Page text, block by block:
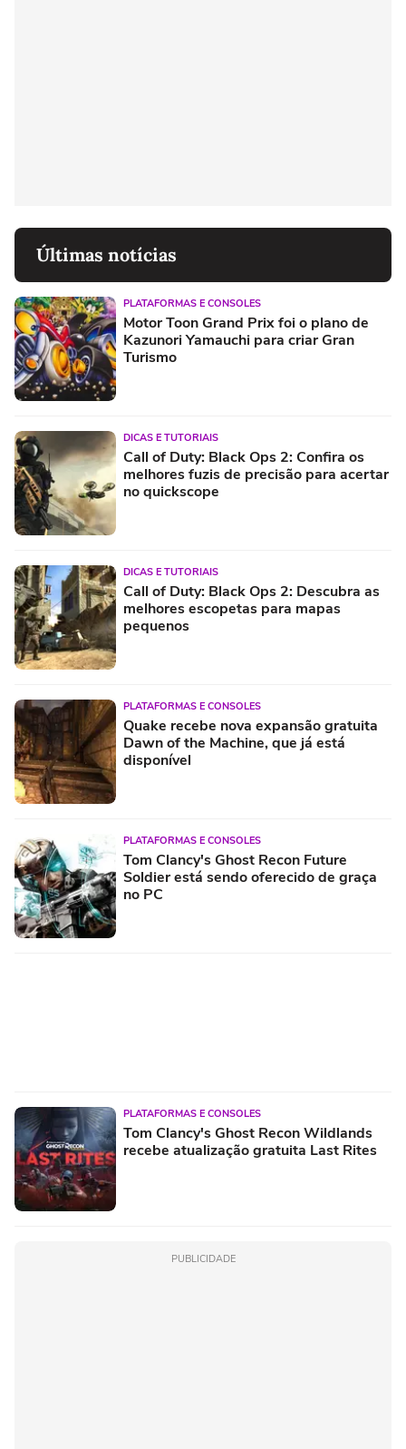
Últimas notícias
PLATAFORMAS E CONSOLES
Motor Toon Grand Prix foi o plano de
Kazunori Yamauchi para criar Gran
Turismo
DICAS E TUTORIAIS
Call of Duty: Black Ops 2: Confira os
melhores fuzis de precisão para acertar
no quickscope
DICAS E TUTORIAIS
Call of Duty: Black Ops 2: Descubra as
melhores escopetas para mapas
pequenos
PLATAFORMAS E CONSOLES
Quake recebe nova expansão gratuita
Dawn of the Machine, que já está
disponível
PLATAFORMAS E CONSOLES
Tom Clancy's Ghost Recon Future
Soldier está sendo oferecido de graça
no PC
PLATAFORMAS E CONSOLES
Tom Clancy's Ghost Recon Wildlands
recebe atualização gratuita Last Rites
PUBLICIDADE